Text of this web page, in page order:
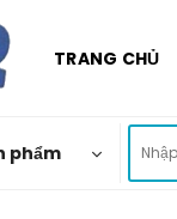
TRANG CHỦ
phẩm
kiếm: